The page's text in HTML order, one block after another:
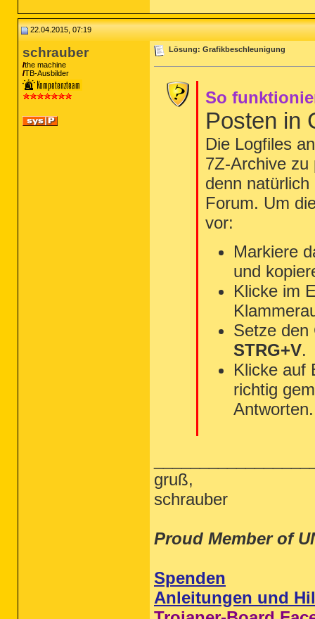
22.04.2015, 07:19
schrauber
the machine
TB-Ausbilder
Lösung: Grafikbeschleunigung
So
Posten in
Die Logfiles
7Z-Archive zu
denn
Forum. Um
vor:
Markiere
und
Klicke im
Setze den
STRG+V.
Klicke auf
richtig
Antworten.
gruß,
schrauber
Proud Member of
Spenden
Anleitungen und